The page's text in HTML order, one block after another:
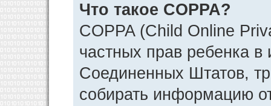
Что такое COPPA?
COPPA (Child Online
частных прав ребенка в
Соединенных Штатов,
собирать информацию